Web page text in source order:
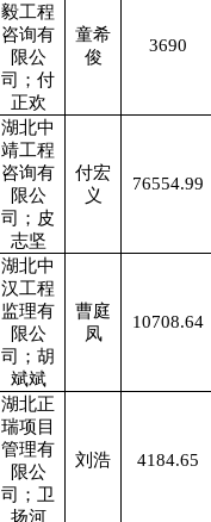
毅工程
咨询有
限公
司；付
正欢
童希
俊
3690
湖北中
靖工程
咨询有
限公
司；皮
志坚
付宏
义
76554.99
湖北中
汉工程
监理有
限公
司；胡
斌斌
曹庭
凤
10708.64
湖北正
瑞项目
管理有
限公
司；卫
扬河
刘浩 4184.65